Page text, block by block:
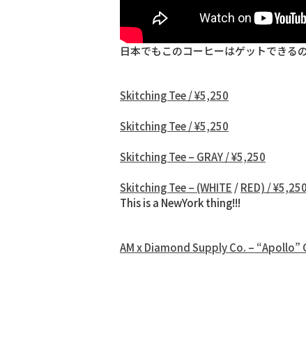
日本でもこのコーヒーはゲットできる
Skitching Tee / ¥5,250
Skitching Tee / ¥5,250
Skitching Tee – GRAY / ¥5,250
Skitching Tee – (WHITE /RED) / ¥5,250
This is a NewYork thing!!!
AM x Diamond Supply Co. –